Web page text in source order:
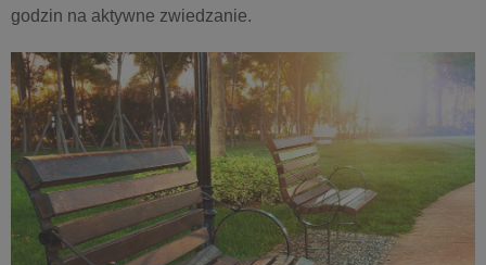
godzin na aktywne zwiedzanie.